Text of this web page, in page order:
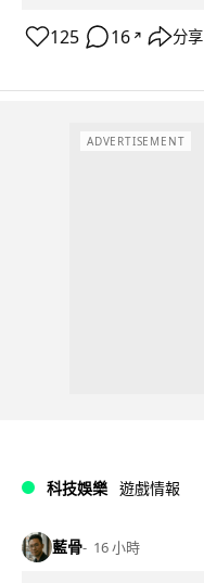
125 16 ↗ 分享
ADVERTISEMENT
科技娛樂 遊戲情報
藍骨 16 小時